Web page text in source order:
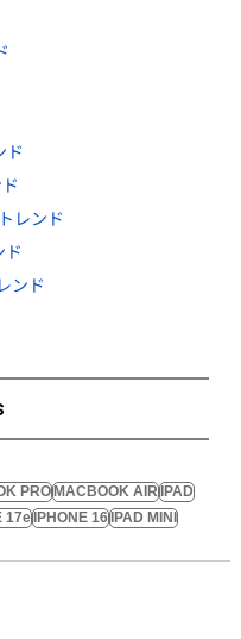
ド
レンド
ド
ンド
PROMACBOOK AIRIPAD
17eIPHONE 16IPAD MINI